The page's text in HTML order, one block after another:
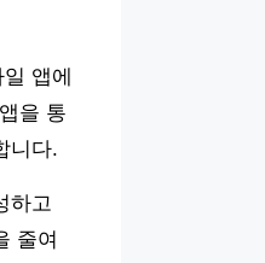
앱에
을 통
니다.
하고
줄여